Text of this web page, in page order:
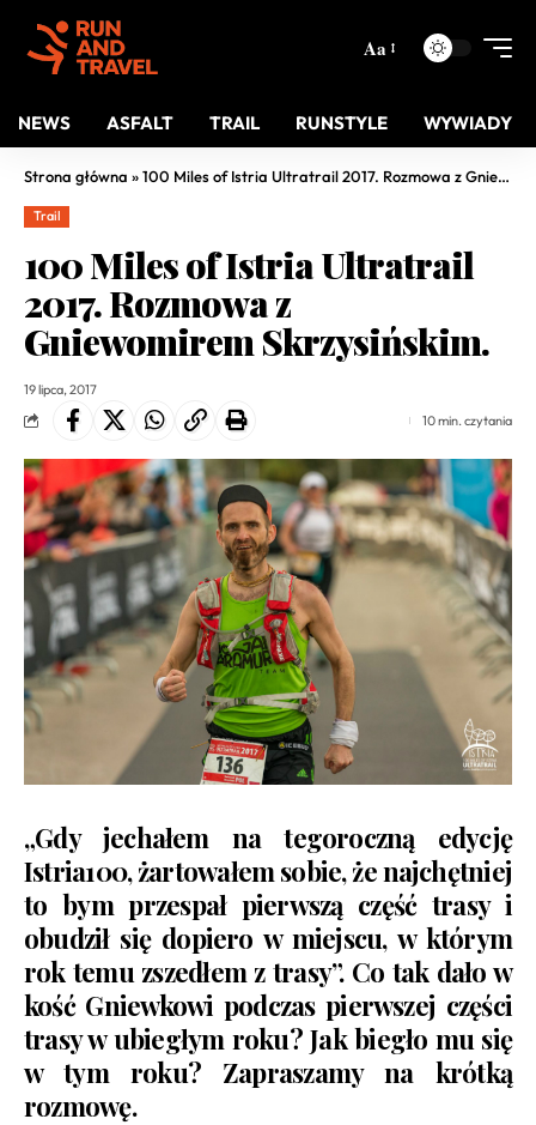
Aa
NEWS ASFALT TRAIL RUNSTYLE WYWIADY
Strona główna »100 Miles of Istria Ultratrail 2017. Rozmowa z Gniewomirem Skrzysińskim.
Trail
100 Miles of Istria Ultratrail
2017. Rozmowa z
Gniewomirem Skrzysińskim.
19 lipca, 2017
10 min. czytania
„Gdy jechałem na tegoroczną edycję
Istria100, żartowałem sobie, że najchętniej
to bym przespał pierwszą część trasy i
obudził się dopiero w miejscu, w którym
rok temu zszedłem z trasy”. Co tak dało w
kość Gniewkowi podczas pierwszej części
trasy w ubiegłym roku? Jak biegło mu się
w tym roku? Zapraszamy na krótką
rozmowę.